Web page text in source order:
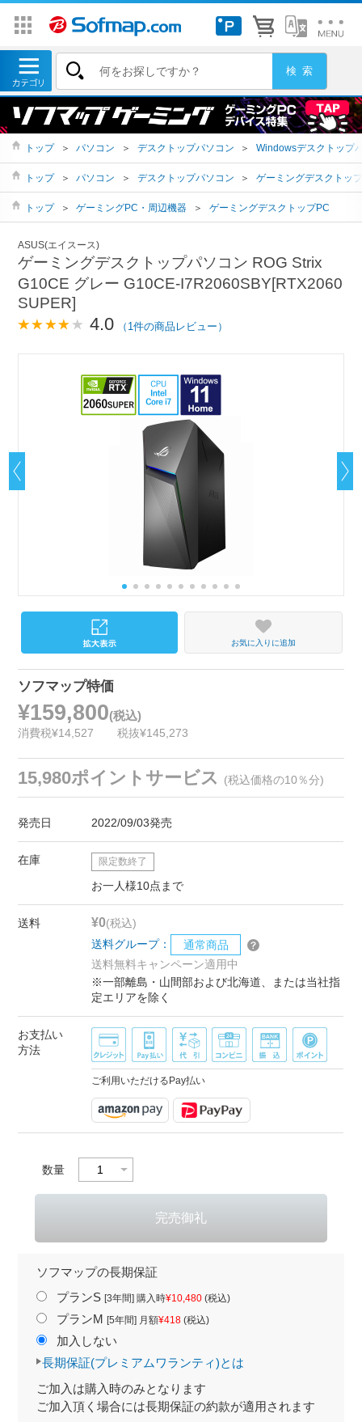
トップ ＞ パソコン ＞ デスクトップパソコン ＞ Windowsデスクトップ
トップ ＞ パソコン ＞ デスクトップパソコン ＞ ゲーミングデスクトッ
トップ ＞ ゲーミングPC・周辺機器 ＞ ゲーミングデスクトップPC
ASUS(エイスース)
ゲーミングデスクトップパソコン ROG Strix
G10CE グレー G10CE-I7R2060SBY[RTX2060
SUPER]
4.0 （1件の商品レビュー）
お気に入りに追加
ソフマップ特価
¥159,800(税込)
消費税¥14,527 税抜¥145,273
15,980ポイントサービス (税込価格の10％分)
発売日 2022/09/03発売
在庫 限定数終了
お一人様10点まで
送料 ¥0(税込)
送料グループ：
通常商品
送料無料キャンペーン適用中
※一部離島・山間部および北海道、または当社指
定エリアを除く
お支払い
方法
ご利用いただけるPay払い
数量
ソフマップの長期保証
プランS [3年間] 購入時¥10,480(税込)
プランM [5年間] 月額¥418(税込)
加入しない
長期保証(プレミアムワランティ)とは
ご加入は購入時のみとなります
ご加入頂く場合には長期保証の約款が適用されます